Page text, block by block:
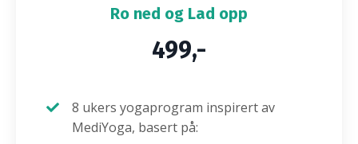
Ro ned og Lad opp
499,-
8 ukers yogaprogram inspirert av
MediYoga, basert på: